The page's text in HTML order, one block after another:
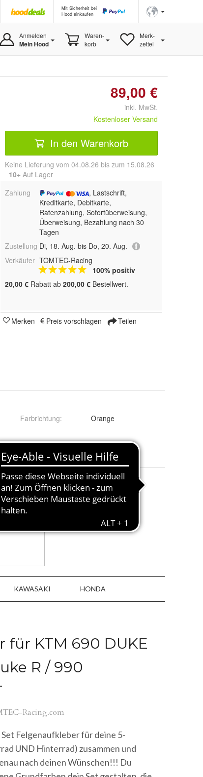
Mit Sicherheit bei
Hood einkaufen
Anmelden
Mein Hood
Waren-
korb
Merk-
zettel
89,00 €
inkl. MwSt.
Kostenloser Versand
In den Warenkorb
Keine Lieferung vom 04.08.26 bis zum 15.08.26
10+ Auf Lager
Zahlung
, Lastschrift,
Kreditkarte, Debitkarte,
Ratenzahlung, Sofortüberweisung,
Überweisung, Bezahlung nach 30
Tagen
Zustellung Di, 18. Aug. bis Do, 20. Aug.
Verkäufer TOMTEC-Racing
100% positiv
20,00 € Rabatt ab 200,00 € Bestellwert.
Merken Preis vorschlagen Teilen
Farbrichtung: Orange